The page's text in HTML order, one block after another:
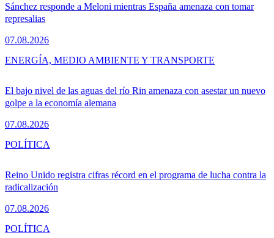
Sánchez responde a Meloni mientras España amenaza con tomar
represalias
07.08.2026
El bajo nivel de las aguas del río Rin amenaza con asestar un nuevo
golpe a la economía alemana
07.08.2026
ENERGÍA, MEDIO AMBIENTE Y TRANSPORTE
Reino Unido registra cifras récord en el programa de lucha contra la
radicalización
07.08.2026
POLÍTICA
POLÍTICA